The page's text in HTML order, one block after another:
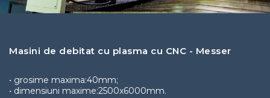
Masini de debitat cu plasma cu CNC - Messer
• grosime maxima:40mm;
• dimensiuni maxime:2500x6000mm.